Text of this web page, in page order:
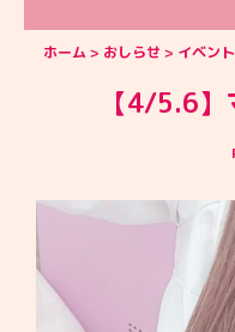
ホーム おしらせ イベント
【4/5.6